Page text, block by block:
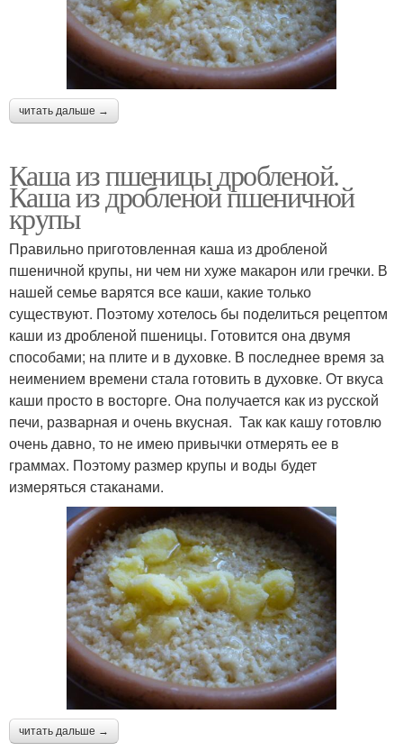
читать дальше →
Каша из пшеницы дробленой.
Каша из дробленой пшеничной
крупы
Правильно приготовленная каша из дробленой
пшеничной крупы, ни чем ни хуже макарон или гречки. В
нашей семье варятся все каши, какие только
существуют. Поэтому хотелось бы поделиться рецептом
каши из дробленой пшеницы. Готовится она двумя
способами; на плите и в духовке. В последнее время за
неимением времени стала готовить в духовке. От вкуса
каши просто в восторге. Она получается как из русской
печи, разварная и очень вкусная. Так как кашу готовлю
очень давно, то не имею привычки отмерять ее в
граммах. Поэтому размер крупы и воды будет
измеряться стаканами.
читать дальше →